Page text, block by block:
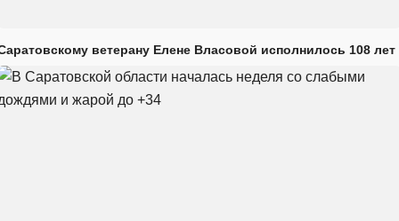
ветерану Елене Власовой исполнилось 108 лет